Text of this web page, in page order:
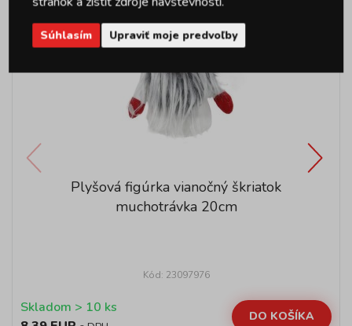
Plyšová figúrka vianočný škriatok
muchotrávka 20cm
Kód: 23097976
Skladom > 10 ks
DO KOŠÍKA
Súhlasím Upraviť moje predvoľby